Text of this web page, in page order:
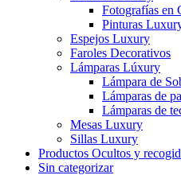
Fotografías en
Pinturas
Espejos Luxury
Faroles Decorativos
Lámparas Lúxury
Lámpara de
Lámparas de
Lámparas de
Mesas Luxury
Sillas Luxury
Productos Ocultos y
Sin categorizar